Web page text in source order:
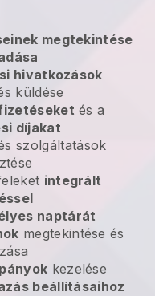
megtekintése
hivatkozások
küldése
és a
díjakat
szolgáltatások
integrált
naptárát
megtekintése és
kezelése
beállításaihoz